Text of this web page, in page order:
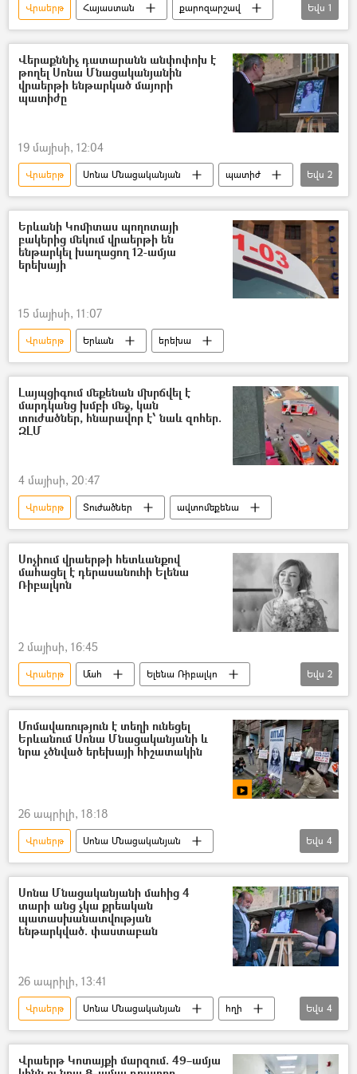
Վրաերթ Հայաստան
քարոզարշավ
Տուժածներ
Եվս 1
Վերաքննիչ դատարանն անփոփոխ է
թողել Սոնա Մնացականյանին
վրաերթի ենթարկած մայորի
պատիժը
19 մայիսի, 12:04
Վրաերթ Սոնա Մնացականյան
պատիժ
բողոք
Նիկոլ Փաշինյան
Եվս 2
Երևանի Կոմիտաս պողոտայի
բակերից մեկում վրաերթի են
ենթարկել խաղացող 12-ամյա
երեխայի
15 մայիսի, 11:07
Վրաերթ Երևան երեխա
Լայպցիգում մեքենան մխրճվել է
մարդկանց խմբի մեջ, կան
տուժածներ, հնարավոր է՝ նաև զոհեր.
ԶԼՄ
4 մայիսի, 20:47
Վրաերթ Տուժածներ ավտոմեքենա
Սոչիում վրաերթի հետևանքով
մահացել է դերասանուհի Ելենա
Ռիբալկոն
2 մայիսի, 16:45
Վրաերթ Մահ
Ելենա Ռիբալկո
դերասանուհի
Ուրախների և հնարամիտների ակումբ (ՈւՀԱ)
Եվս 2
Մոմավառություն է տեղի ունեցել
Երևանում Սոնա Մնացականյանի և
նրա չծնված երեխայի հիշատակին
26 ապրիլի, 18:18
Վրաերթ
Սոնա Մնացականյան
մոմավառություն
Երևան
Նիկոլ Փաշինյան
Ավտոշարասյուն
Եվս 4
Սոնա Մնացականյանի մահից 4
տարի անց չկա քրեական
պատասխանատվության
ենթարկված. փաստաբան
26 ապրիլի, 13:41
Վրաերթ Սոնա Մնացականյան
հղի
Նիկոլ Փաշինյան
Ավտոշարասյուն
դատ
փաստաբան
Եվս 4
Վրաերթ Կոտայքի մարզում. 49–ամյա